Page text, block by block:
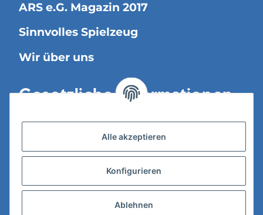
ARS e.G. Magazin 2017
Sinnvolles Spielzeug
Wir über uns
Gesetzliche Informationen
Versandinformationen
Datenschutz
Alle akzeptieren
Konfigurieren
Ablehnen